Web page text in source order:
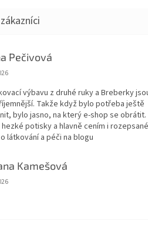
Pečivová
obchodu je 5 z 5 hvězdiček.
výbavu z druhé ruky a Breberky
Takže když bylo potřeba ještě
bylo jasno, na který e-shop se obrátit.
potisky a hlavně cením i rozepsané
látkování a péči na blogu
Kamešová
obchodu je 5 z 5 hvězdiček.